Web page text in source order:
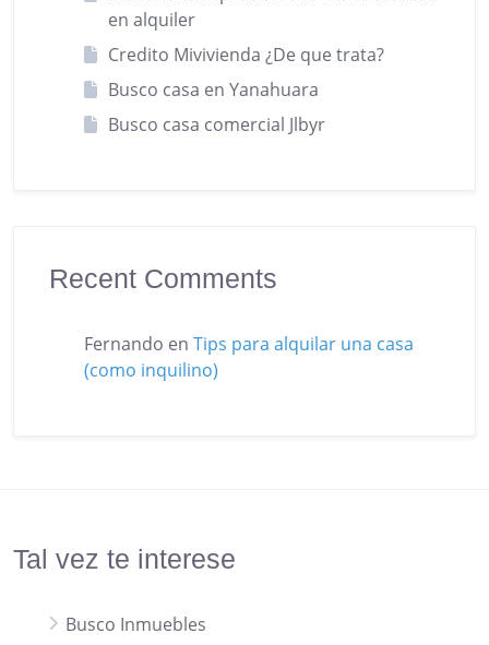
en alquiler
Credito Mivivienda ¿De que trata?
Busco casa en Yanahuara
Busco casa comercial Jlbyr
Recent Comments
Fernando en Tips para alquilar una casa
(como inquilino)
Tal vez te interese
Busco Inmuebles